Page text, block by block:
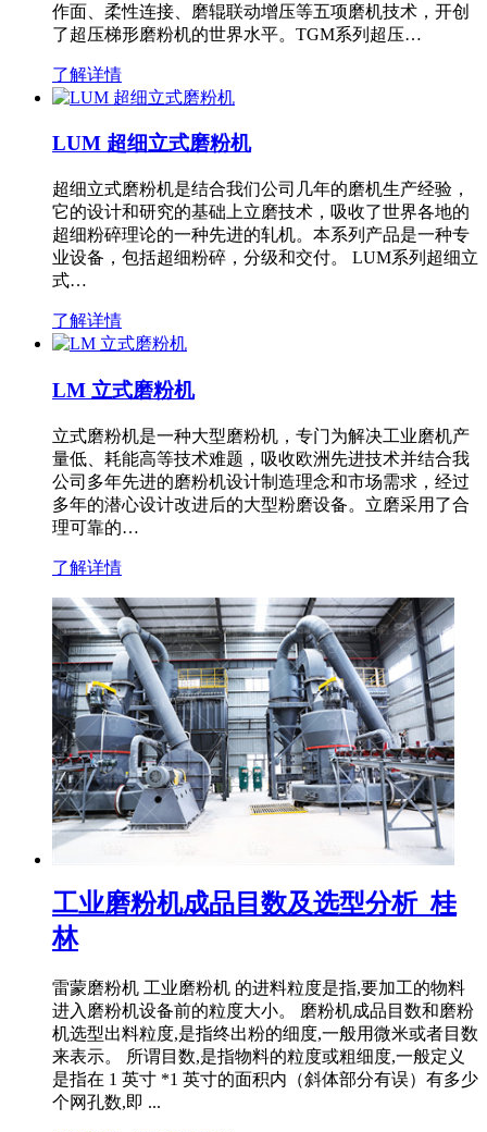
作面、柔性连接、磨辊联动增压等五项磨机技术，开创
了超压梯形磨粉机的世界水平。TGM系列超压…
了解详情
LUM 超细立式磨粉机
超细立式磨粉机是结合我们公司几年的磨机生产经验，
它的设计和研究的基础上立磨技术，吸收了世界各地的
超细粉碎理论的一种先进的轧机。本系列产品是一种专
业设备，包括超细粉碎，分级和交付。 LUM系列超细立
式…
了解详情
LM 立式磨粉机
立式磨粉机是一种大型磨粉机，专门为解决工业磨机产
量低、耗能高等技术难题，吸收欧洲先进技术并结合我
公司多年先进的磨粉机设计制造理念和市场需求，经过
多年的潜心设计改进后的大型粉磨设备。立磨采用了合
理可靠的…
了解详情
工业磨粉机成品目数及选型分析_桂
林
雷蒙磨粉机 工业磨粉机 的进料粒度是指,要加工的物料
进入磨粉机设备前的粒度大小。 磨粉机成品目数和磨粉
机选型出料粒度,是指终出粉的细度,一般用微米或者目数
来表示。 所谓目数,是指物料的粒度或粗细度,一般定义
是指在 1 英寸 *1 英寸的面积内（斜体部分有误）有多少
个网孔数,即 ...